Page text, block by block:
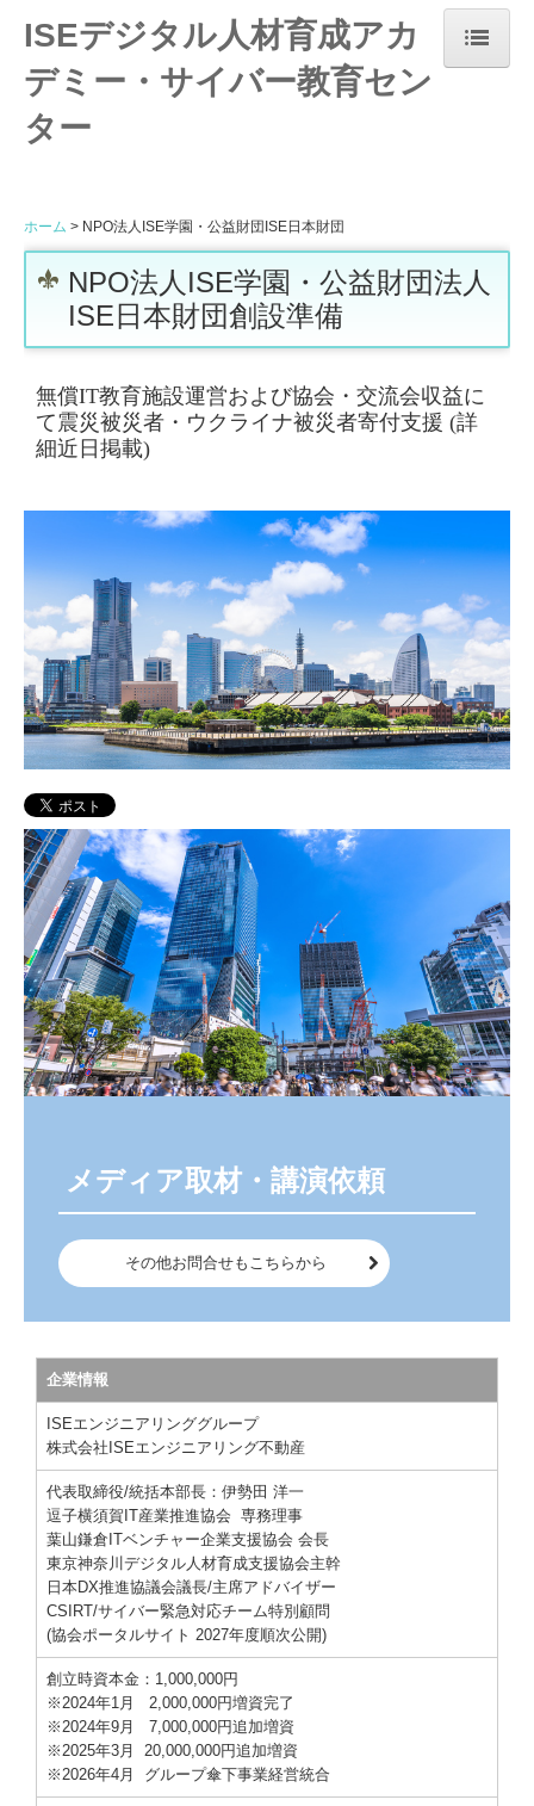
ホーム
会社案内
お問合せ
葉山鎌倉ITベンチャー企業支援協会
スマートシティ構想・デジタル都市計画
AI医療推進・創薬・診断支援・故障予測
介護事業・見守サービス・デイサービス
SKYSEAプロモーション・開発構築運用
CSIRTサイバー被害緊急対策チーム創設
日本DX推進協議会・地域IT産業推進協会
NPO法人ISE学園・公益財団ISE日本財団
レストラン・FCカフェ運営事業
地方創生事業(再開発計画・企業誘致)
地域IT経営者部会・中長期経営計画
運営母体企業 ISEエンジニアリング不動産
ISEデジタル人材育成アカ
デミー・サイバー教育セン
ター
ホーム NPO法人ISE学園・公益財団ISE日本財団
NPO法人ISE学園・公益財団法人
ISE日本財団創設準備
無償IT教育施設運営および協会・交流会収益に
て震災被災者・ウクライナ被災者寄付支援 (詳
細近日掲載)
メディア取材・講演依頼
その他お問合せもこちらから
企業情報
ISEエンジニアリンググループ
株式会社ISEエンジニアリング不動産
代表取締役/統括本部長：伊勢田 洋一
逗子横須賀IT産業推進協会 専務理事
葉山鎌倉ITベンチャー企業支援協会 会長
東京神奈川デジタル人材育成支援協会主幹
日本DX推進協議会議長/主席アドバイザー
CSIRT/サイバー緊急対応チーム特別顧問
(協会ポータルサイト 2027年度順次公開)
創立時資本金： 1,000,000円
※2024年1月
2,000,000円増資完了
※2024年9月
7,000,000円追加増資
※ 2025年3月 20,000,000円追加増資
※2026年4月 グループ傘下事業経営統合